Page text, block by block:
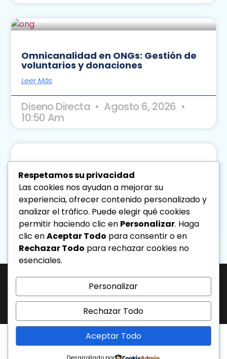
Omnicanalidad en ONGs: Gestión de
voluntarios y donaciones
Leer Más
Diseno Directa Agosto 6, 2026
10:50 Am
Omnicanalidad en Coworking:
Gestión de espacios de trabajo
Leer Más
Diseno Directa Agosto 6, 2026
10:42 Am
« Previo
Av. La Salle Edif. Phelps Piso 4, Ofic. PL, Urb. Los Caobos, Caracas. - Telf:
0212.6103399.
Todos los derechos reservados.
Respetamos su privacidad
Las cookies nos ayudan a mejorar su
experiencia, ofrecer contenido personalizado y
analizar el tráfico. Puede elegir qué cookies
permitir haciendo clic en Personalizar. Haga
clic enAceptar Todo para consentir o en
Rechazar Todo para rechazar cookies no
esenciales.
Personalizar
Rechazar Todo
Aceptar Todo